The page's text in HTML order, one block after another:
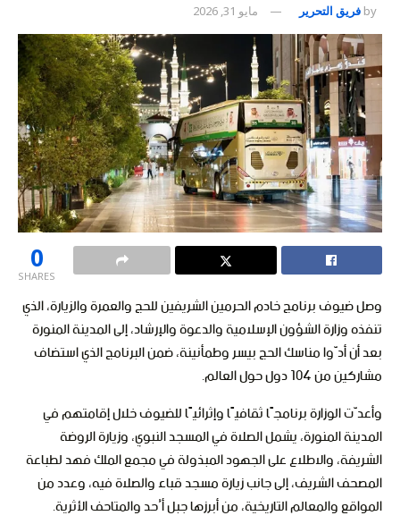
by فريق التحرير مايو 31, 2026
0
SHARES
وصل ضيوف برنامج خادم الحرمين الشريفين للحج والعمرة والزيارة، الذي
تنفذه وزارة الشؤون الإسلامية والدعوة والإرشاد، إلى المدينة المنورة
بعد أن أدّوا مناسك الحج بيسر وطمأنينة، ضمن البرنامج الذي استضاف
مشاركين من 104 دول حول العالم.
وأعدّت الوزارة برنامجًا ثقافيًا وإثرائيًا للضيوف خلال إقامتهم في
المدينة المنورة، يشمل الصلاة في المسجد النبوي، وزيارة الروضة
الشريفة، والاطلاع على الجهود المبذولة في مجمع الملك فهد لطباعة
المصحف الشريف، إلى جانب زيارة مسجد قباء والصلاة فيه، وعدد من
المواقع والمعالم التاريخية، من أبرزها جبل أُحد والمتاحف الأثرية.